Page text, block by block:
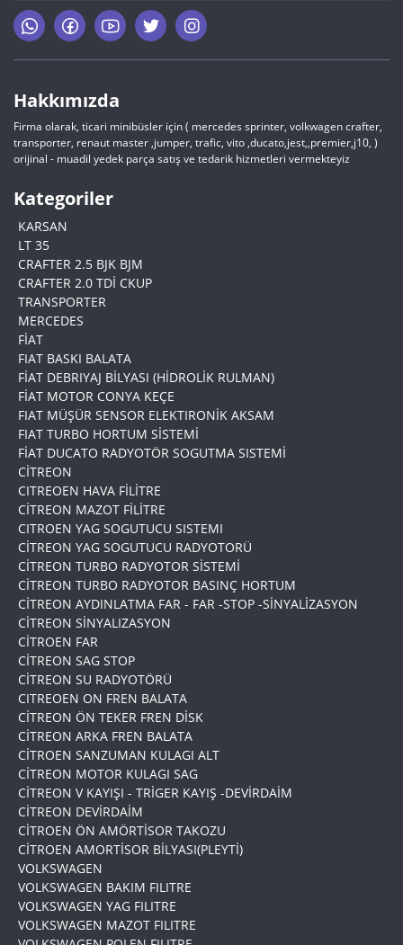
Hakkımızda
Firma olarak, ticari minibüsler için ( mercedes sprinter, volkwagen crafter,
transporter, renaut master ,jumper, trafic, vito ,ducato,jest,,premier,j10, )
orijinal - muadil yedek parça satış ve tedarik hizmetleri vermekteyiz
Kategoriler
KARSAN
LT 35
CRAFTER 2.5 BJK BJM
CRAFTER 2.0 TDİ CKUP
TRANSPORTER
MERCEDES
FİAT
FIAT BASKI BALATA
FİAT DEBRIYAJ BİLYASI (HİDROLİK RULMAN)
FİAT MOTOR CONYA KEÇE
FIAT MÜŞÜR SENSOR ELEKTIRONİK AKSAM
FIAT TURBO HORTUM SİSTEMİ
FİAT DUCATO RADYOTÖR SOGUTMA SISTEMİ
CİTREON
CITREOEN HAVA FİLİTRE
CİTREON MAZOT FİLİTRE
CITROEN YAG SOGUTUCU SISTEMI
CİTREON YAG SOGUTUCU RADYOTORÜ
CİTREON TURBO RADYOTOR SİSTEMİ
CİTREON TURBO RADYOTOR BASINÇ HORTUM
CİTREON AYDINLATMA FAR - FAR -STOP -SİNYALİZASYON
CİTREON SİNYALIZASYON
CİTROEN FAR
CİTREON SAG STOP
CİTREON SU RADYOTÖRÜ
CITREOEN ON FREN BALATA
CİTREON ÖN TEKER FREN DİSK
CİTREON ARKA FREN BALATA
CİTROEN SANZUMAN KULAGI ALT
CİTREON MOTOR KULAGI SAG
CİTREON V KAYIŞI - TRİGER KAYIŞ -DEVİRDAİM
CİTREON DEVİRDAİM
CİTROEN ÖN AMÖRTİSOR TAKOZU
CİTROEN AMORTİSOR BİLYASI(PLEYTİ)
VOLKSWAGEN
VOLKSWAGEN BAKIM FILITRE
VOLKSWAGEN YAG FILITRE
VOLKSWAGEN MAZOT FILITRE